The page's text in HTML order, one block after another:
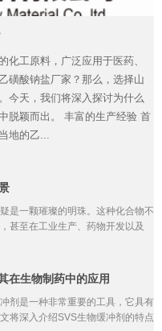
化工原料，广泛应用于医药、
磺酸钠盐厂家？那么，选择山
今天，我们将深入探讨为什么
脱颖而出。 丰富的生产经验 首
地的乙...
是一颗璀璨的明珠。这种化合物不
甚至在工业生产、药物开发以及
在生物制药中的应用
剂是一种非常重要的工具，它具有
将深入介绍SVS生物缓冲剂的特点